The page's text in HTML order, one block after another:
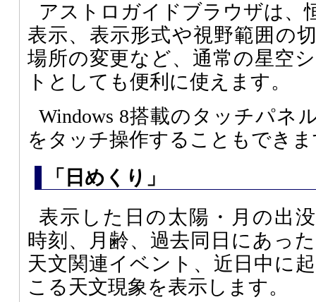
アストロガイドブラウザは、
表示、表示形式や視野範囲の
場所の変更など、通常の星空
トとしても便利に使えます。
Windows 8搭載のタッチパネ
をタッチ操作することもでき
「日めくり」
表示した日の太陽・月の出没
時刻、月齢、過去同日にあった
天文関連イベント、近日中に起
こる天文現象を表示します。